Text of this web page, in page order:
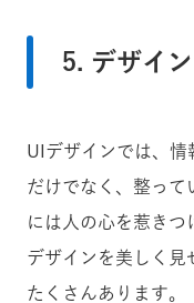
5. デザイ
UIデザインでは、情
だけでなく、整って
には人の心を惹きつ
デザインを美しく見
たくさんあります。